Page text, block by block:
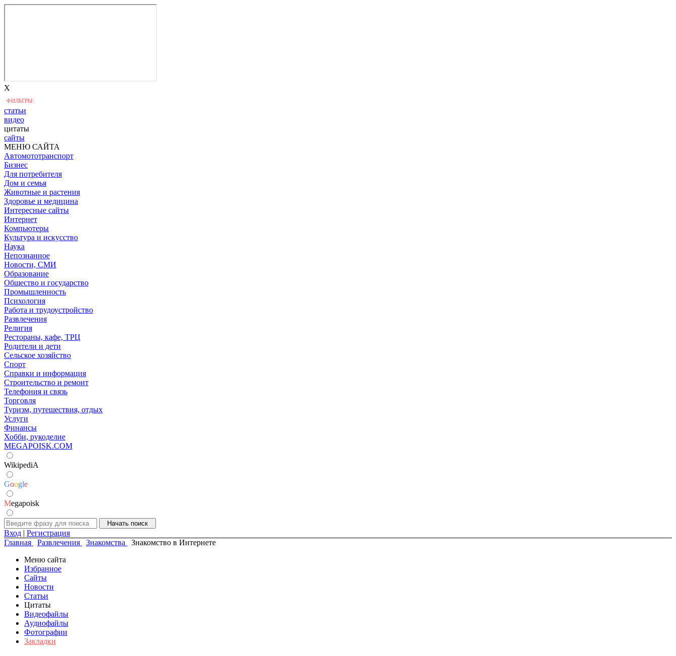
X
ФИЛЬТРЫ:
статьи
видео
цитаты
сайты
МЕНЮ САЙТА
Автомототранспорт
Бизнес
Для потребителя
Дом и семья
Животные и растения
Здоровье и медицина
Интересные сайты
Интернет
Компьютеры
Культура и искусство
Наука
Непознанное
Новости, СМИ
Образование
Общество и государство
Промышленность
Психология
Работа и трудоустройство
Развлечения
Религия
Рестораны, кафе, ТРЦ
Родители и дети
Сельское хозяйство
Спорт
Справки и информация
Строительство и ремонт
Телефония и связь
Торговля
Туризм, путешествия, отдых
Услуги
Финансы
Хобби, рукоделие
MEGAPOISK.COM
WikipediA
Google
Megapoisk
Вход | Регистрация
Главная
Развлечения Знакомства
Знакомство в Интернете
Меню сайта
Избранное
Сайты
Новости
Статьи
Цитаты
Видеофайлы
Аудиофайлы
Фотографии
Закладки